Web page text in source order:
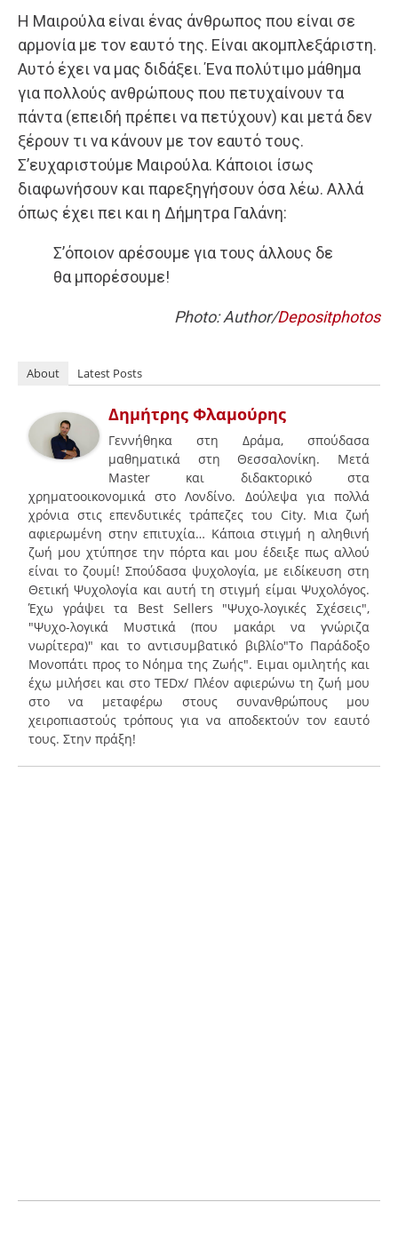
Η Μαιρούλα είναι ένας άνθρωπος που είναι σε
αρμονία με τον εαυτό της. Είναι ακομπλεξάριστη.
Αυτό έχει να μας διδάξει. Ένα πολύτιμο μάθημα
για πολλούς ανθρώπους που πετυχαίνουν τα
πάντα (επειδή πρέπει να πετύχουν) και μετά δεν
ξέρουν τι να κάνουν με τον εαυτό τους.
Σ’ευχαριστούμε Μαιρούλα. Κάποιοι ίσως
διαφωνήσουν και παρεξηγήσουν όσα λέω. Αλλά
όπως έχει πει και η Δήμητρα Γαλάνη:
Σ’όποιον αρέσουμε για τους άλλους δε
θα μπορέσουμε!
Photo: Author/Depositphotos
About Latest Posts
Δημήτρης Φλαμούρης
Γεννήθηκα στη Δράμα, σπούδασα
μαθηματικά στη Θεσσαλονίκη. Μετά
Master και διδακτορικό στα
χρηματοοικονομικά στο Λονδίνο. Δούλεψα για πολλά
χρόνια στις επενδυτικές τράπεζες του City. Μια ζωή
αφιερωμένη στην επιτυχία… Κάποια στιγμή η αληθινή
ζωή μου χτύπησε την πόρτα και μου έδειξε πως αλλού
είναι το ζουμί! Σπούδασα ψυχολογία, με ειδίκευση στη
Θετική Ψυχολογία και αυτή τη στιγμή είμαι Ψυχολόγος.
Έχω γράψει τα Best Sellers "Ψυχο-λογικές Σχέσεις",
"Ψυχο-λογικά Μυστικά (που μακάρι να γνώριζα
νωρίτερα)" και το αντισυμβατικό βιβλίο"To Παράδοξο
Μονοπάτι προς το Νόημα της Ζωής". Ειμαι ομιλητής και
έχω μιλήσει και στο ΤEDx/ Πλέον αφιερώνω τη ζωή μου
στο να μεταφέρω στους συνανθρώπους μου
χειροπιαστούς τρόπους για να αποδεκτούν τον εαυτό
τους. Στην πράξη!